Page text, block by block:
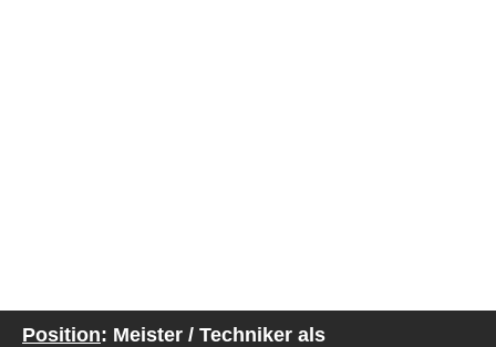
Position: Meister / Techniker als